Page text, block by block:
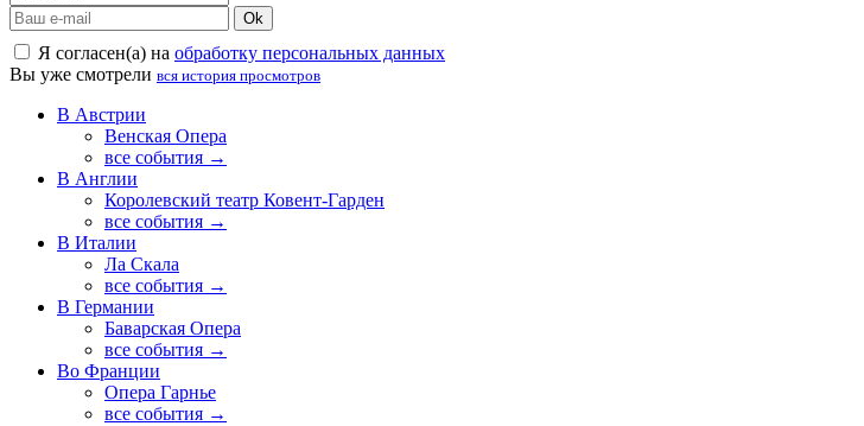
Ok
Я согласен(а) на обработку персональных данных
Вы уже смотрели вся история просмотров
В Австрии
Венская Опера
все события →
В Англии
Королевский театр Ковент-Гарден
все события →
В Италии
Ла Скала
все события →
В Германии
Баварская Опера
все события →
Во Франции
Опера Гарнье
все события →